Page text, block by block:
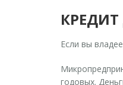
Если вы
годовых.